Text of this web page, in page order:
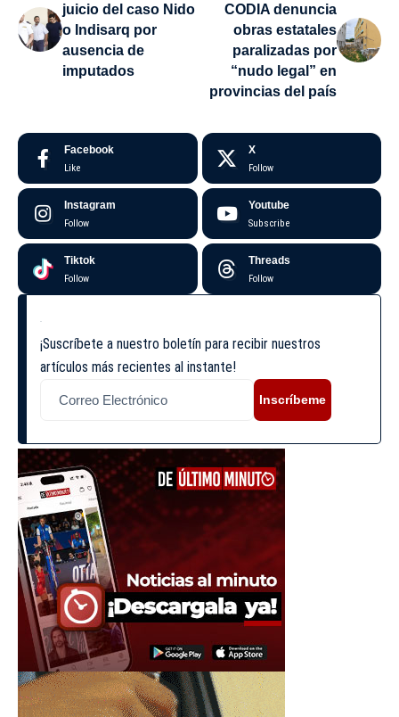
juicio del caso Nido
o Indisarq por
ausencia de
imputados
CODIA denuncia
obras estatales
paralizadas por
“nudo legal” en
provincias del país
Facebook
Like
X
Follow
Instagram
Follow
Youtube
Subscribe
Tiktok
Follow
Threads
Follow
¡Suscríbete a nuestro boletín para recibir nuestros
artículos más recientes al instante!
Inscríbeme